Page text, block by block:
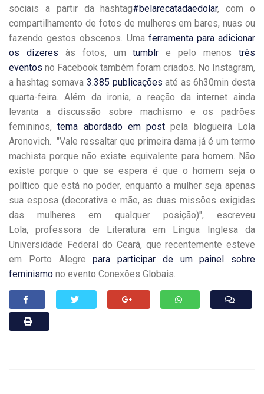
sociais a partir da hashtag#belarecatadaedolar, com o
compartilhamento de fotos de mulheres em bares, nuas ou
fazendo gestos obscenos. Uma ferramenta para adicionar
os dizeres às fotos, umtumblr e pelo menostrês
eventos no Facebook também foram criados. No Instagram,
a hashtag somava 3.385 publicações até as 6h30min desta
quarta-feira. Além da ironia, a reação da internet ainda
levanta a discussão sobre machismo e os padrões
femininos,tema abordado em post pela blogueira Lola
Aronovich. "Vale ressaltar que primeira dama já é um termo
machista porque não existe equivalente para homem. Não
existe porque o que se espera é que o homem seja o
político que está no poder, enquanto a mulher seja apenas
sua esposa (decorativa e mãe, as duas missões exigidas
das mulheres em qualquer posição)", escreveu
Lola, professora de Literatura em Língua Inglesa da
Universidade Federal do Ceará, que recentemente esteve
em Porto Alegrepara participar de um painel sobre
feminismo no evento Conexões Globais.